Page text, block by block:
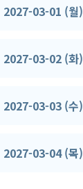
2027-03-01 (월)
2027-03-02 (화)
2027-03-03 (수)
2027-03-04 (목)